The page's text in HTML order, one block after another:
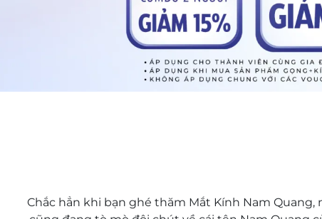
Chắc hẳn khi bạn ghé thăm Mắt Kính Nam